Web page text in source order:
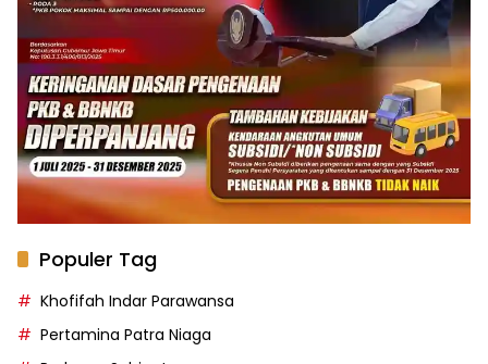
Populer Tag
Khofifah Indar Parawansa
Pertamina Patra Niaga